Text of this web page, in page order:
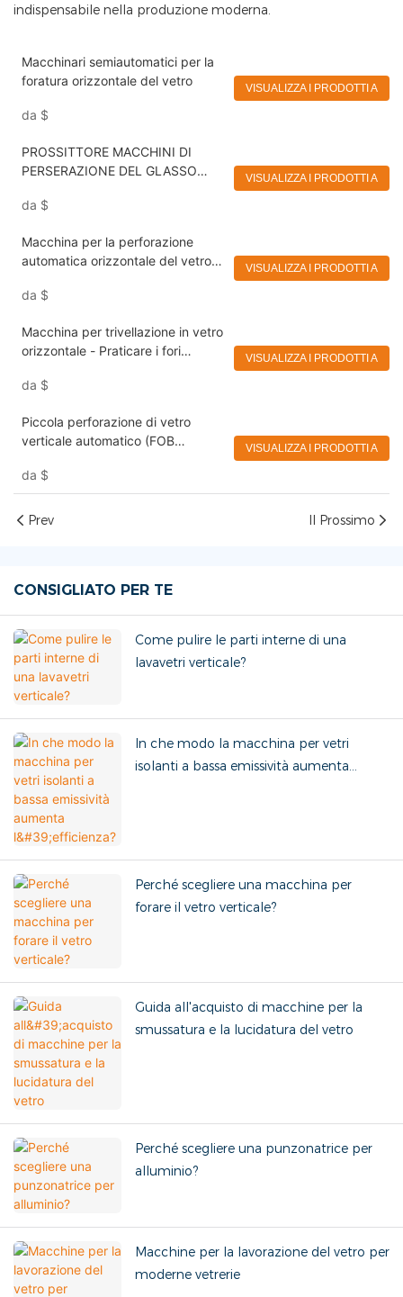
indispensabile nella produzione moderna.
Macchinari semiautomatici per la
foratura orizzontale del vetro
da $
VISUALIZZA I PRODOTTI A
PROSSITTORE MACCHINI DI
PERSERAZIONE DEL GLASSO
PROPRIA VERTICHE VERTICHE
da $
VISUALIZZA I PRODOTTI A
Macchina per la perforazione
automatica orizzontale del vetro
da $
VISUALIZZA I PRODOTTI A
Macchina per trivellazione in vetro
orizzontale - Praticare i fori
superfici di vetro
da $
VISUALIZZA I PRODOTTI A
Piccola perforazione di vetro
verticale automatico (FOB
da $
VISUALIZZA I PRODOTTI A
Prev Il Prossimo
CONSIGLIATO PER TE
Come pulire le parti interne di una
lavavetri verticale?
In che modo la macchina per vetri
isolanti a bassa emissività aumenta
Perché scegliere una macchina per
forare il vetro verticale?
Guida all'acquisto di macchine per la
smussatura e la lucidatura del vetro
Perché scegliere una punzonatrice per
alluminio?
Macchine per la lavorazione del vetro per
moderne vetrerie